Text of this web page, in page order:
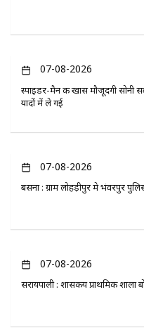
07-08-2026
स्पाइडर-मैन की खास मौजूदगी सोनी
यादों में ले गई
07-08-2026
बसना : ग्राम लोहड़ीपुर मे भंवरपुर
07-08-2026
सरायपाली : शासकीय प्राथमिक